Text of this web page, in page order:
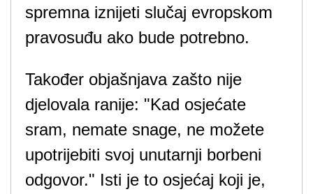
spremna iznijeti slučaj evropskom
pravosuđu ako bude potrebno.
Također objašnjava zašto nije
djelovala ranije: "Kad osjećate
sram, nemate snage, ne možete
upotrijebiti svoj unutarnji borbeni
odgovor." Isti je to osjećaj koji je,